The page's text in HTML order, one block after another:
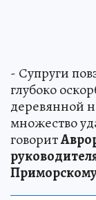
- Супруги
глубоко
деревянной
множество
говорит